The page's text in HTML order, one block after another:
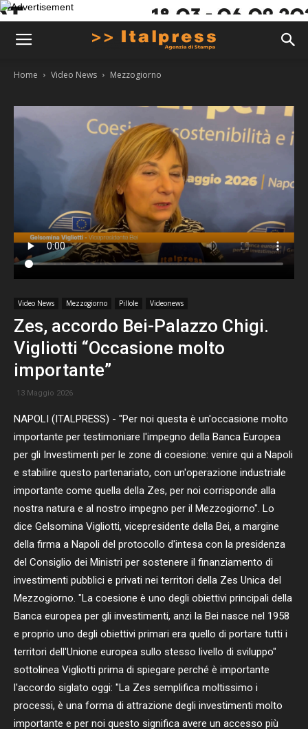
Home Video News Mezzogiorno
Video News Mezzogiorno Pillole Videonews
Zes, accordo Bei-Palazzo Chigi.
Vigliotti “Occasione molto
importante”
13 Maggio 2026
NAPOLI (ITALPRESS) - "Per noi questa è un'occasione molto
importante per testimoniare l'impegno della Banca Europea
per gli Investimenti per le zone di coesione: venire qui a Napoli
e stabilire questo partenariato, con un'operazione industriale
importante come quella della Zes, per noi corrisponde alla
nostra natura e al nostro impegno per il Mezzogiorno". Lo
dice Gelsomina Vigliotti, vicepresidente della Bei, a margine
della firma a Napoli del protocollo d'intesa con la presidenza
del Consiglio dei Ministri per sostenere il finanziamento di
investimenti pubblici e privati nei territori della Zes Unica del
Mezzogiorno. "La coesione è uno degli obiettivi principali della
Banca europea per gli investimenti, anzi la Bei nasce nel 1958
e proprio uno degli obiettivi primari era quello di portare tutti i
territori dell'Unione europea sullo stesso livello di sviluppo"
sottolinea Vigliotti prima di spiegare perché è importante
l'accordo siglato oggi: "La Zes semplifica moltissimo i
processi, è una forma di attrazione degli investimenti molto
importante e per noi questo significa avere un accesso più